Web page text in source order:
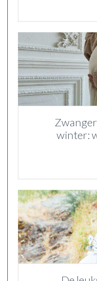
winter: